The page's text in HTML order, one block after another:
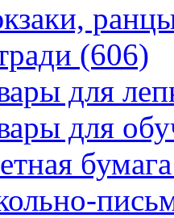
(606)
для
для